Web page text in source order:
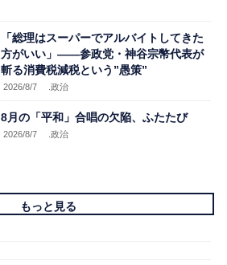
「総理はスーパーでアルバイトしてきた
方がいい」――参政党・神谷宗幣代表が
斬る消費税減税という”愚策”
2026/8/7 .政治
8月の「平和」合唱の欠陥、ふたたび
2026/8/7 .政治
もっと見る